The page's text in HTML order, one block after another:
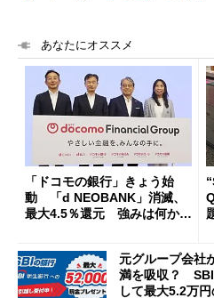
あなたにオススメ
「ドコモの銀行」きょう始
動 「d NEOBANK」消滅、
最大4.5％還元 強みは何か解
元グループ会社
満を吸収？ SBI
して最大5.2万